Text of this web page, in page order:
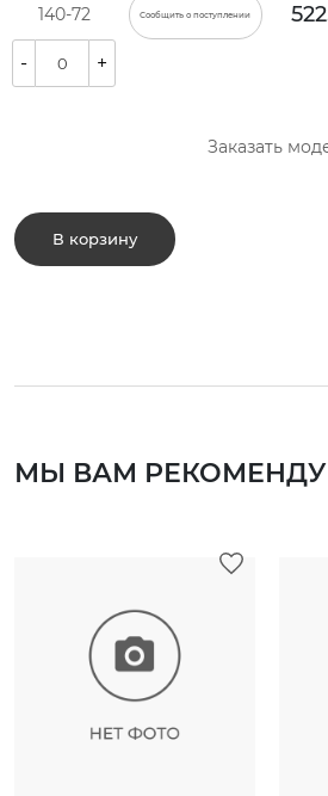
140-72 Сообщить о поступлении
- +
Заказать
В корзину
МЫ ВАМ